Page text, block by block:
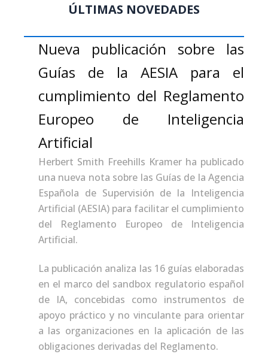
ÚLTIMAS NOVEDADES
Nueva publicación sobre las
Guías de la AESIA para el
cumplimiento del Reglamento
Europeo de Inteligencia
Artificial
Herbert Smith Freehills Kramer ha publicado
una nueva nota sobre las Guías de la Agencia
Española de Supervisión de la Inteligencia
Artificial (AESIA) para facilitar el cumplimiento
del Reglamento Europeo de Inteligencia
Artificial.
La publicación analiza las 16 guías elaboradas
en el marco del sandbox regulatorio español
de IA, concebidas como instrumentos de
apoyo práctico y no vinculante para orientar
a las organizaciones en la aplicación de las
obligaciones derivadas del Reglamento.